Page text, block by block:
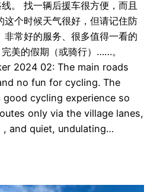
。 找一辆后援车很方便，而且
这个时候天气很好，但请记住防
非常好的服务、很多值得一看的
美的假期（或骑行）……。
2024 02: The main roads
no fun for cycling. The
cycling experience so
only via the village lanes,
, and quiet, undulating…